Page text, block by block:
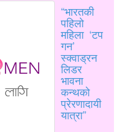
“भारतकी
पहिलो
महिला ‘टप
गन’
स्क्वाड्रन
लिडर
भावना
कन्थको
प्रेरणादायी
यात्रा”